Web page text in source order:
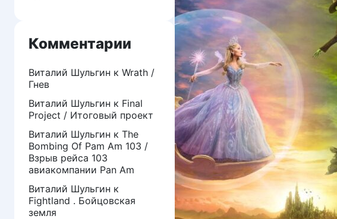
Комментарии
Виталий Шульгин к Wrath /
Гнев
Виталий Шульгин к Final
Project / Итоговый проект
Виталий Шульгин к The
Bombing Of Pam Am 103 /
Взрыв рейса 103
авиакомпании Pan Am
Виталий Шульгин к
Fightland . Бойцовская
земля